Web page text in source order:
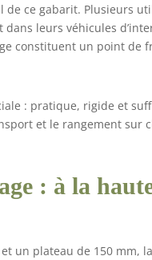
de ce gabarit. Plusieurs
leurs véhicules
constituent un point
: pratique, rigide et
et le rangement sur
: à la
un plateau de 150 mm,